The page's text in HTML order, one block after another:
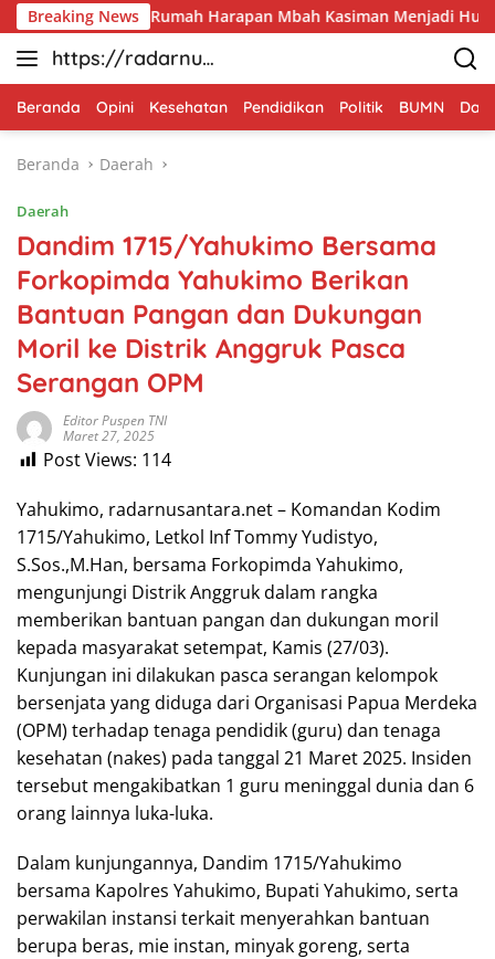
Langsung
ke
konten
Breaking News
Rumah Harapan Mbah Kasiman Menjadi Hunian Layak
https://radarnus
antara.net
Beranda Opini Kesehatan Pendidikan Politik BUMN
Beranda Daerah
Daerah
Dandim 1715/Yahukimo Bersama
Forkopimda Yahukimo Berikan
Bantuan Pangan dan Dukungan
Moril ke Distrik Anggruk Pasca
Serangan OPM
Editor Puspen TNI
Maret 27, 2025
Post Views: 114
Yahukimo, radarnusantara.net – Komandan Kodim
1715/Yahukimo, Letkol Inf Tommy Yudistyo,
S.Sos.,M.Han, bersama Forkopimda Yahukimo,
mengunjungi Distrik Anggruk dalam rangka
memberikan bantuan pangan dan dukungan moril
kepada masyarakat setempat, Kamis (27/03).
Kunjungan ini dilakukan pasca serangan kelompok
bersenjata yang diduga dari Organisasi Papua Merdeka
(OPM) terhadap tenaga pendidik (guru) dan tenaga
kesehatan (nakes) pada tanggal 21 Maret 2025. Insiden
tersebut mengakibatkan 1 guru meninggal dunia dan 6
orang lainnya luka-luka.
Dalam kunjungannya, Dandim 1715/Yahukimo
bersama Kapolres Yahukimo, Bupati Yahukimo, serta
perwakilan instansi terkait menyerahkan bantuan
berupa beras, mie instan, minyak goreng, serta